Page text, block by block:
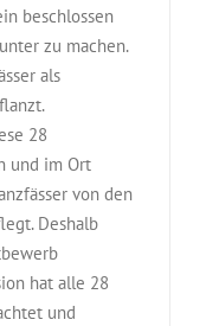
beschlossen
zu machen.
als
28
und im Ort
von den
Deshalb
hat alle 28
und